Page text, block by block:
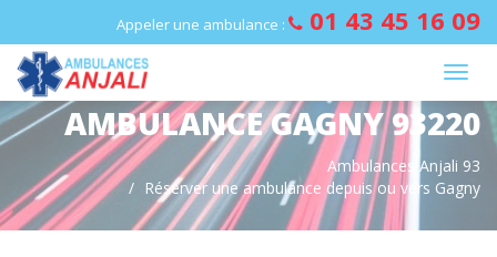
Appeler une ambulance : 01 43 45 16 09
AMBULANCE GAGNY 93220
Ambulances Anjali 93
Réserver une ambulance depuis ou vers Gagny